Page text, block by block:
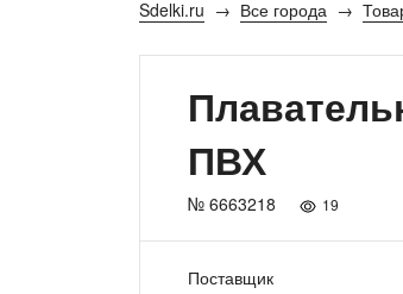
Sdelki.ru Все города
ПВХ
№ 6663218 19
Поставщик